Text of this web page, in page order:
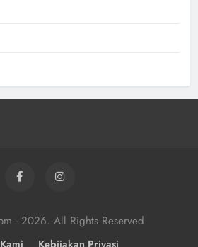
- 2026. All Rights Reserved
Kebijakan Privasi